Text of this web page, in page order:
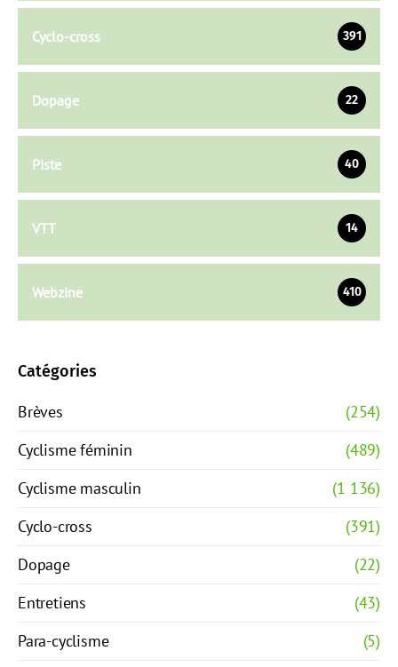
Cyclo-cross 391
Dopage 22
Piste 40
VTT 14
Webzine 410
Catégories
Brèves
(254)
Cyclisme féminin
(489)
Cyclisme masculin
(1 136)
Cyclo-cross
(391)
Dopage
(22)
Entretiens
(43)
Para-cyclisme
(5)